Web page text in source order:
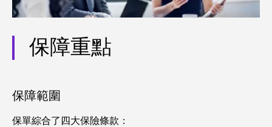
保障重點
保障範圍
保單綜合了四大保險條款：